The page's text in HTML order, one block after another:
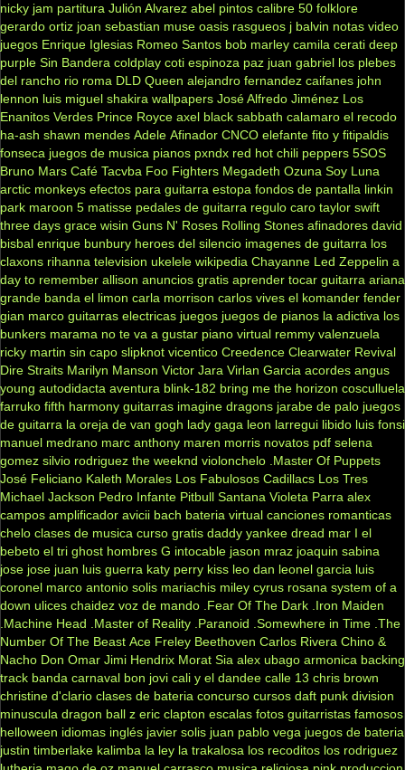
nicky jam partitura Julión Alvarez abel pintos calibre 50 folklore
gerardo ortiz joan sebastian muse oasis rasgueos j balvin notas video
juegos Enrique Iglesias Romeo Santos bob marley camila cerati deep
purple Sin Bandera coldplay coti espinoza paz juan gabriel los plebes
del rancho rio roma DLD Queen alejandro fernandez caifanes john
lennon luis miguel shakira wallpapers José Alfredo Jiménez Los
Enanitos Verdes Prince Royce axel black sabbath calamaro el recodo
ha-ash shawn mendes Adele Afinador CNCO elefante fito y fitipaldis
fonseca juegos de musica pianos pxndx red hot chili peppers 5SOS
Bruno Mars Café Tacvba Foo Fighters Megadeth Ozuna Soy Luna
arctic monkeys efectos para guitarra estopa fondos de pantalla linkin
park maroon 5 matisse pedales de guitarra regulo caro taylor swift
three days grace wisin Guns N' Roses Rolling Stones afinadores david
bisbal enrique bunbury heroes del silencio imagenes de guitarra los
claxons rihanna television ukelele wikipedia Chayanne Led Zeppelin a
day to remember allison anuncios gratis aprender tocar guitarra ariana
grande banda el limon carla morrison carlos vives el komander fender
gian marco guitarras electricas juegos juegos de pianos la adictiva los
bunkers marama no te va a gustar piano virtual remmy valenzuela
ricky martin sin capo slipknot vicentico Creedence Clearwater Revival
Dire Straits Marilyn Manson Victor Jara Virlan Garcia acordes angus
young autodidacta aventura blink-182 bring me the horizon cosculluela
farruko fifth harmony guitarras imagine dragons jarabe de palo juegos
de guitarra la oreja de van gogh lady gaga leon larregui libido luis fonsi
manuel medrano marc anthony maren morris novatos pdf selena
gomez silvio rodriguez the weeknd violonchelo .Master Of Puppets
José Feliciano Kaleth Morales Los Fabulosos Cadillacs Los Tres
Michael Jackson Pedro Infante Pitbull Santana Violeta Parra alex
campos amplificador avicii bach bateria virtual canciones romanticas
chelo clases de musica curso gratis daddy yankee dread mar I el
bebeto el tri ghost hombres G intocable jason mraz joaquin sabina
jose jose juan luis guerra katy perry kiss leo dan leonel garcia luis
coronel marco antonio solis mariachis miley cyrus rosana system of a
down ulices chaidez voz de mando .Fear Of The Dark .Iron Maiden
.Machine Head
.Master of Reality .Paranoid .Somewhere in Time .The
Number Of The Beast Ace Freley Beethoven Carlos Rivera Chino &
Nacho Don Omar Jimi Hendrix Morat Sia alex ubago armonica backing
track banda carnaval bon jovi cali y el dandee calle 13 chris brown
christine d'clario clases de bateria concurso cursos daft punk division
minuscula dragon ball z eric clapton escalas fotos guitarristas famosos
helloween idiomas inglés javier solis juan pablo vega juegos de bateria
justin timberlake kalimba la ley la trakalosa los recoditos los rodriguez